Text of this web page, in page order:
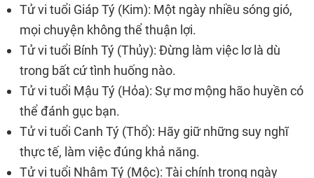
Tử vi tuổi Giáp Tý (Kim): Một ngày nhiều sóng gió,
mọi chuyện không thể thuận lợi.
Tử vi tuổi Bính Tý (Thủy): Đừng làm việc lơ là dù
trong bất cứ tình huống nào.
Tử vi tuổi Mậu Tý (Hỏa): Sự mơ mộng hão huyền có
thể đánh gục bạn.
Tử vi tuổi Canh Tý (Thổ): Hãy giữ những suy nghĩ
thực tế, làm việc đúng khả năng.
Tử vi tuổi Nhâm Tý (Mộc): Tài chính trong ngày